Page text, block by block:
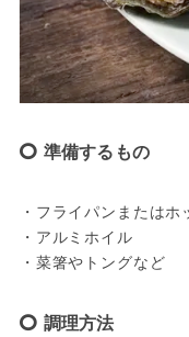
準備するもの
・フライパンまたはホ
・アルミホイル
・菜箸やトングなど
調理方法